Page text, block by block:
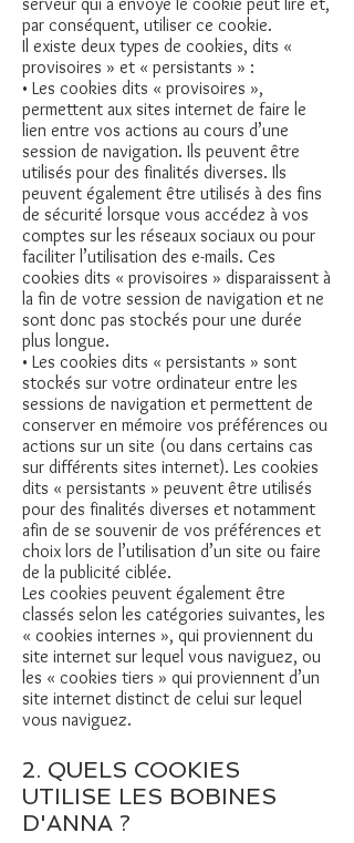
par conséquent, utiliser ce cookie.
Il existe deux types de cookies, dits «
provisoires » et « persistants » :
• Les cookies dits « provisoires »,
permettent aux sites internet de faire le
lien entre vos actions au cours d’une
session de navigation. Ils peuvent être
utilisés pour des finalités diverses. Ils
peuvent également être utilisés à des fins
de sécurité lorsque vous accédez à vos
comptes sur les réseaux sociaux ou pour
faciliter l’utilisation des e-mails. Ces
cookies dits « provisoires » disparaissent à
la fin de votre session de navigation et ne
sont donc pas stockés pour une durée
plus longue.
• Les cookies dits « persistants » sont
stockés sur votre ordinateur entre les
sessions de navigation et permettent de
conserver en mémoire vos préférences ou
actions sur un site (ou dans certains cas
sur différents sites internet). Les cookies
dits « persistants » peuvent être utilisés
pour des finalités diverses et notamment
afin de se souvenir de vos préférences et
choix lors de l’utilisation d’un site ou faire
de la publicité ciblée.
Les cookies peuvent également être
classés selon les catégories suivantes, les
« cookies internes », qui proviennent du
site internet sur lequel vous naviguez, ou
les « cookies tiers » qui proviennent d’un
site internet distinct de celui sur lequel
vous naviguez.
2. QUELS COOKIES
UTILISE LES BOBINES
D'ANNA ?